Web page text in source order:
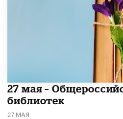
​27 мая –
библиотек
27 МАЯ